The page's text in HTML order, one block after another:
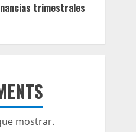
trimestrales
mostrar.